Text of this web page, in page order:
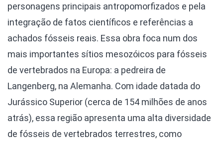
personagens principais antropomorfizados e pela
integração de fatos científicos e referências a
achados fósseis reais. Essa obra foca num dos
mais importantes sítios mesozóicos para fósseis
de vertebrados na Europa: a pedreira de
Langenberg, na Alemanha. Com idade datada do
Jurássico Superior (cerca de 154 milhões de anos
atrás), essa região apresenta uma alta diversidade
de fósseis de vertebrados terrestres, como